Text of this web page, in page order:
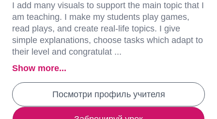
I add many visuals to support the main topic that I
am teaching. I make my students play games,
read plays, and create real-life topics. I give
simple explanations, choose tasks which adapt to
their level and congratulat ...
Show more...
Посмотри профиль учителя